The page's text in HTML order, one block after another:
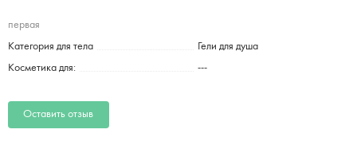
первая
Категория для тела Гели для душа
Косметика для: ---
Оставить отзыв